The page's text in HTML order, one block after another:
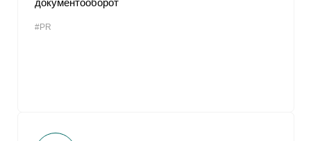
документооборот
#PR